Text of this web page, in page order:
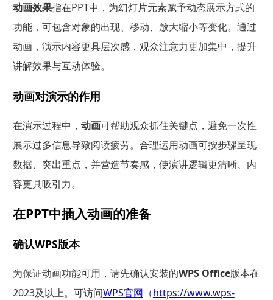
动画效果指在PPT中，为幻灯片元素赋予动态展示方式的
功能，可包含对象的出现、移动、放大缩小等变化。通过
动画，演示内容更具层次感，观众注意力更加集中，提升
讲解效果与互动体验。
动画对演示的作用
在演示过程中， 动画可帮助观众抓住关键点，避免一次性
展示过多信息导致阅读疲劳。合理运用动画可按步骤呈现
数据、突出重点，并营造节奏感，使演讲逻辑更清晰、内
容更具吸引力。
在PPT中插入动画的准备
确认WPS版本
为保证动画功能可用，请先确认安装的WPS Office版本在
2023及以上。可访问WPS官网 （https://www.wps-